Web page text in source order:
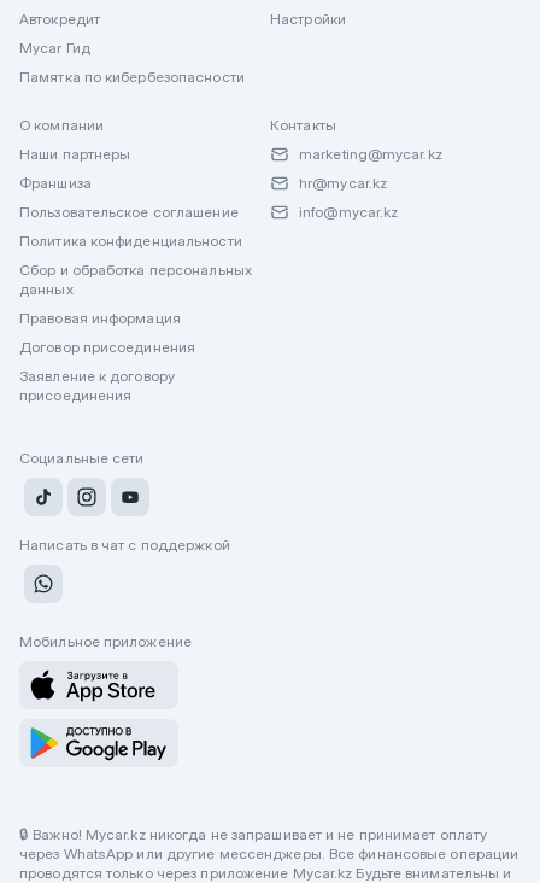
Автокредит
Mycar Гид
Памятка по кибербезопасности
Настройки
О компании
Наши партнеры
Франшиза
Пользовательское соглашение
Политика конфиденциальности
Сбор и обработка персональных
данных
Правовая информация
Договор присоединения
Заявление к договору
присоединения
Контакты
marketing@mycar.kz
hr@mycar.kz
info@mycar.kz
Социальные сети
Написать в чат с поддержкой
Мобильное приложение
🔒 Важно! Mycar.kz никогда не запрашивает и не принимает оплату
через WhatsApp или другие мессенджеры. Все финансовые операции
проводятся только через приложение Mycar.kz Будьте внимательны и